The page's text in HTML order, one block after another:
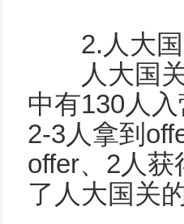
2.人大国
人大国关
中有130人
2-3人拿到
offer、2人
了人大国关